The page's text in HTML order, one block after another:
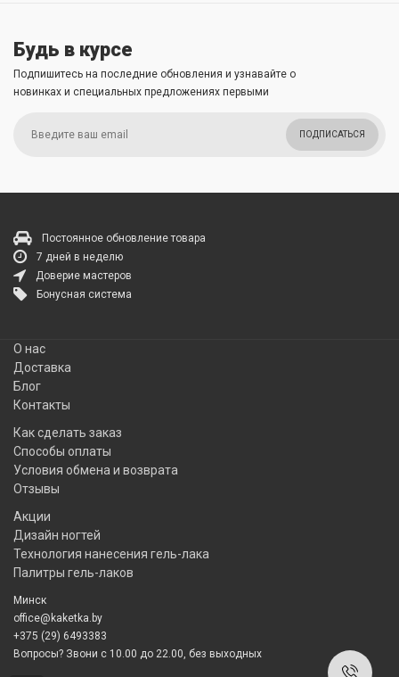
Будь в курсе
Подпишитесь на последние обновления и узнавайте о
новинках и специальных предложениях первыми
ПОДПИСАТЬСЯ
Постоянное обновление товара
7 дней в неделю
Доверие мастеров
Бонусная система
О нас
Доставка
Блог
Контакты
Как сделать заказ
Способы оплаты
Условия обмена и возврата
Отзывы
Акции
Дизайн ногтей
Технология нанесения гель-лака
Палитры гель-лаков
Минск
office@kaketka.by
+375 (29) 6493383
Вопросы? Звони с 10.00 до 22.00, без выходных